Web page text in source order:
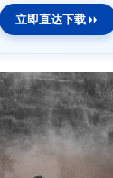
立即直达下载